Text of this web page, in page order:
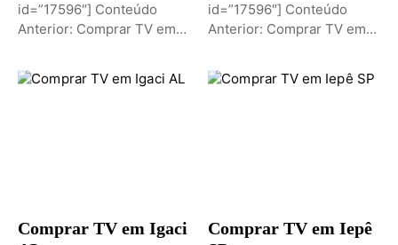
id=”17596″] Conteúdo
Anterior: Comprar TV em
Conteúdo: Sobremesa de...
id=”17596″] Conteúdo
Anterior: Comprar TV em
Comprar TV...
Comprar TV em Igaci
Comprar TV em Iepê